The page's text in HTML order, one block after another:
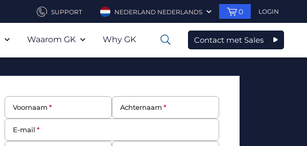
SUPPORT NEDERLAND NEDERLANDS 0 LOGIN
Waarom GK Why GK 0 Contact met Sales
Voornaam Achternaam
E-mail